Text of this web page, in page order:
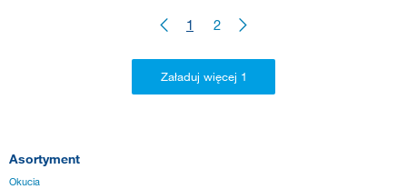
1 2
Asortyment
Okucia